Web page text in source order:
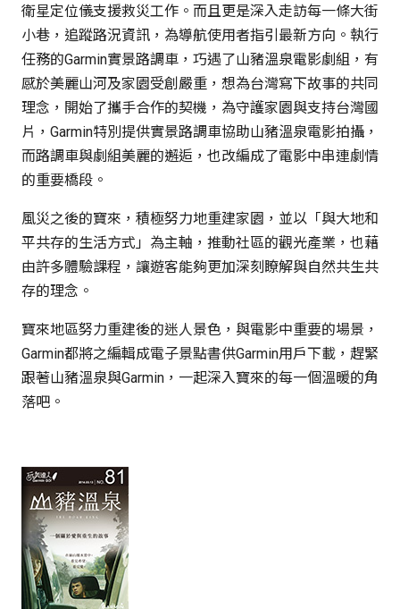
衛星定位儀支援救災工作。而且更是深入走訪每一條大街
小巷，追蹤路況資訊，為導航使用者指引最新方向。執行
任務的Garmin實景路調車，巧遇了山豬溫泉電影劇組，有
感於美麗山河及家園受創嚴重，想為台灣寫下故事的共同
理念，開始了攜手合作的契機，為守護家園與支持台灣國
片，Garmin特別提供實景路調車協助山豬溫泉電影拍攝，
而路調車與劇組美麗的邂逅，也改編成了電影中串連劇情
的重要橋段。
風災之後的寶來，積極努力地重建家園，並以「與大地和
平共存的生活方式」為主軸，推動社區的觀光產業，也藉
由許多體驗課程，讓遊客能夠更加深刻瞭解與自然共生共
存的理念。
寶來地區努力重建後的迷人景色，與電影中重要的場景，
Garmin都將之編輯成電子景點書供Garmin用戶下載，趕緊
跟著山豬溫泉與Garmin，一起深入寶來的每一個溫暖的角
落吧。